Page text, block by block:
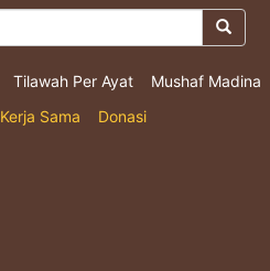
Tilawah Per Ayat
Mushaf Madina
Kerja Sama Donasi